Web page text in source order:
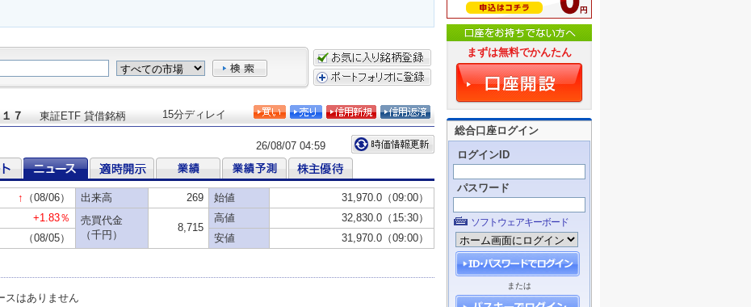
まずは無料でかんたん
総合口座ログイン
ログインID
パスワード
ソフトウェアキーボード
または